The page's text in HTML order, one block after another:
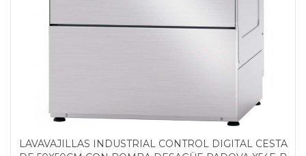
LAVAVAJILLAS INDUSTRIAL CONTROL DIGITAL CESTA